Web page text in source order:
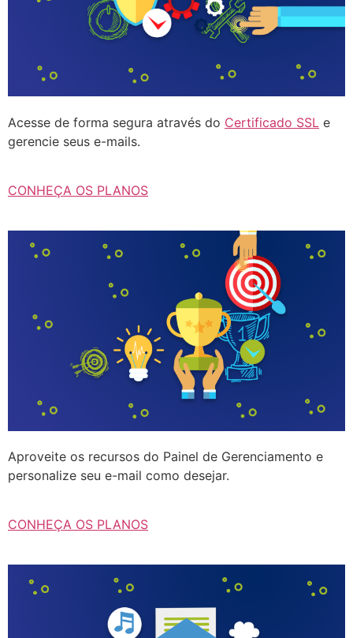
Acesse de forma segura através do Certificado SSL e
gerencie seus e-mails.
CONHEÇA OS PLANOS
Aproveite os recursos do Painel de Gerenciamento e
personalize seu e-mail como desejar.
CONHEÇA OS PLANOS